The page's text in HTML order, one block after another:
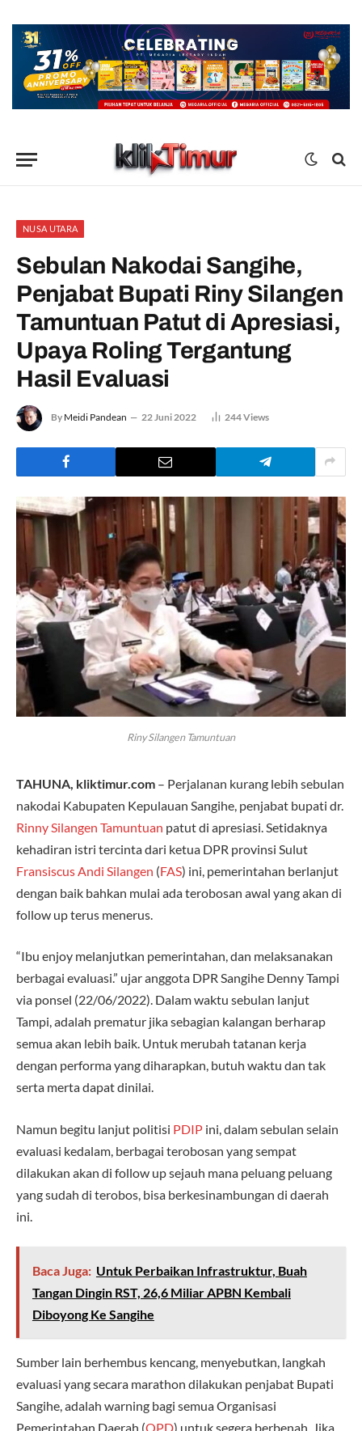
NUSA UTARA
Sebulan Nakodai Sangihe,
Penjabat Bupati Riny Silangen
Tamuntuan Patut di Apresiasi,
Upaya Roling Tergantung
Hasil Evaluasi
By Meidi Pandean 22 Juni 2022 244Views
Riny Silangen Tamuntuan
TAHUNA, kliktimur.com – Perjalanan kurang lebih sebulan
nakodai Kabupaten Kepulauan Sangihe, penjabat bupati dr.
Rinny Silangen Tamuntuan patut di apresiasi. Setidaknya
kehadiran istri tercinta dari ketua DPR provinsi Sulut
Fransiscus Andi Silangen (FAS) ini, pemerintahan berlanjut
dengan baik bahkan mulai ada terobosan awal yang akan di
follow up terus menerus.
“Ibu enjoy melanjutkan pemerintahan, dan melaksanakan
berbagai evaluasi.” ujar anggota DPR Sangihe Denny Tampi
via ponsel (22/06/2022). Dalam waktu sebulan lanjut
Tampi, adalah prematur jika sebagian kalangan berharap
semua akan lebih baik. Untuk merubah tatanan kerja
dengan performa yang diharapkan, butuh waktu dan tak
serta merta dapat dinilai.
Namun begitu lanjut politisi PDIP ini, dalam sebulan selain
evaluasi kedalam, berbagai terobosan yang sempat
dilakukan akan di follow up sejauh mana peluang peluang
yang sudah di terobos, bisa berkesinambungan di daerah
ini.
Baca Juga: Untuk Perbaikan Infrastruktur, Buah
Tangan Dingin RST, 26,6 Miliar APBN Kembali
Diboyong Ke Sangihe
Sumber lain berhembus kencang, menyebutkan, langkah
evaluasi yang secara marathon dilakukan penjabat Bupati
Sangihe, adalah warning bagi semua Organisasi
Pemerintahan Daerah (OPD) untuk segera berbenah, Jika